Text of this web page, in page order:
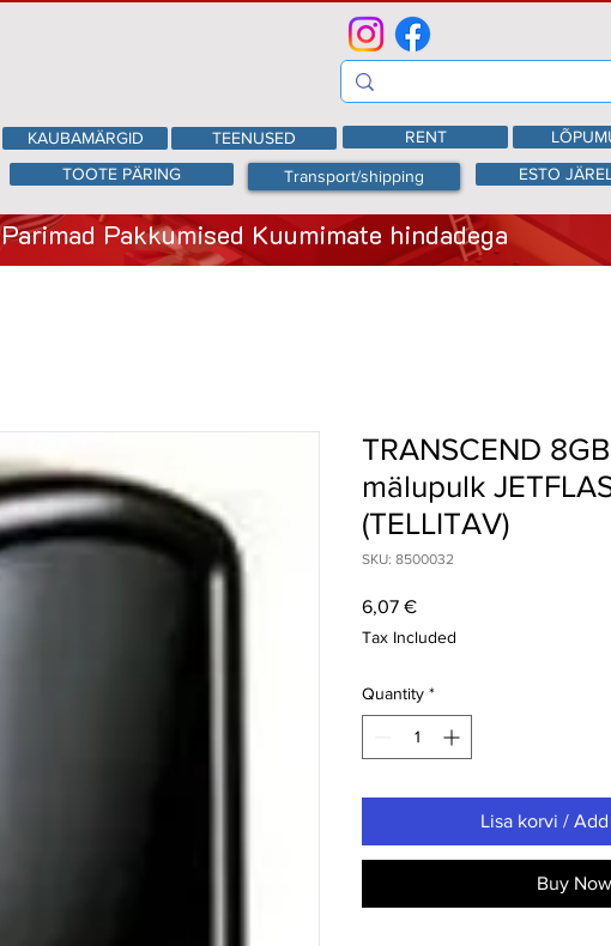
KAUBAMÄRGID TEENUSED RENT
TOOTE PÄRING
Transport/shipping ESTO
Parimad Pakkumised Kuumimate hindadega
TRANSCEND
mälupulk
(TELLITAV)
SKU: 8500032
6,07 €Price
Tax Included
Quantity *
Lisa korvi /
Buy Now